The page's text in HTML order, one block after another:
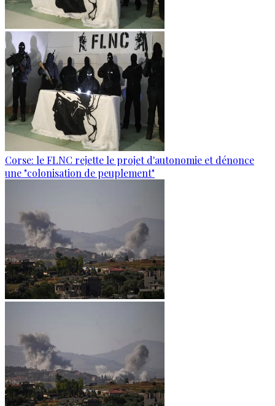
Corse: le FLNC rejette le projet d'autonomie et dénonce
une "colonisation de peuplement"